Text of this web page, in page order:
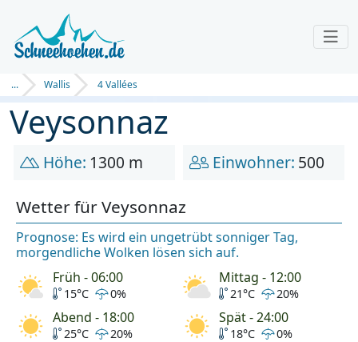
... Wallis 4 Vallées
Veysonnaz
Höhe: 1300 m Einwohner: 500
Wetter für Veysonnaz
Prognose: Es wird ein ungetrübt sonniger Tag,
morgendliche Wolken lösen sich auf.
Früh - 06:00
15°C 0%
Mittag - 12:00
21°C 20%
Abend - 18:00
25°C 20%
Spät - 24:00
18°C 0%